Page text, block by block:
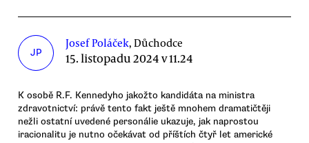
JP
Josef Poláček, Důchodce
15. listopadu 2024 v 11.24
K osobě R.F. Kennedyho jakožto kandidáta na ministra
zdravotnictví: právě tento fakt ještě mnohem dramatičtěji
nežli ostatní uvedené personálie ukazuje, jak naprostou
iracionalitu je nutno očekávat od příštích čtyř let americké